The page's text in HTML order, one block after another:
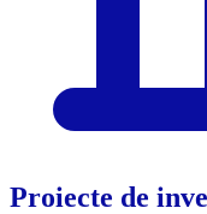
Proiecte de